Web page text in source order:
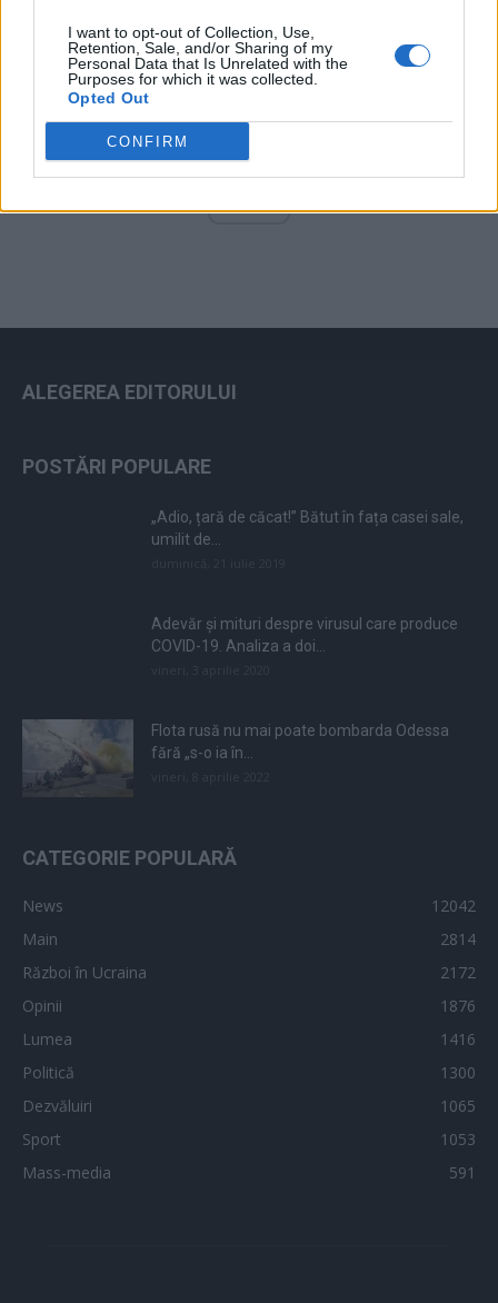
I want to opt-out of Collection, Use,
Retention, Sale, and/or Sharing of my
Personal Data that Is Unrelated with the
Purposes for which it was collected.
Opted Out
CONFIRM
ad
ALEGEREA EDITORULUI
POSTĂRI POPULARE
„Adio, țară de căcat!” Bătut în fața casei sale,
umilit de...
Adevăr și mituri despre virusul care produce
COVID-19. Analiza a doi...
Flota rusă nu mai poate bombarda Odessa
fără „s-o ia în...
CATEGORIE POPULARĂ
News
12042
Main
2814
Război în Ucraina
2172
Opinii
1876
Lumea
1416
Politică
1300
Dezvăluiri
1065
Sport
1053
Mass-media
591